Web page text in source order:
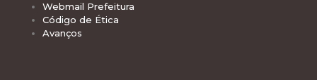
Webmail Prefeitura
Código de Ética
Avanços